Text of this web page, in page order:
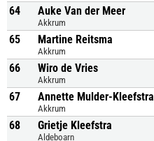
64 Auke Van der Meer
Akkrum
65 Martine Reitsma
Akkrum
66 Wiro de Vries
Akkrum
67 Annette Mulder-Kleefstra
Akkrum
68 Grietje Kleefstra
Aldeboarn